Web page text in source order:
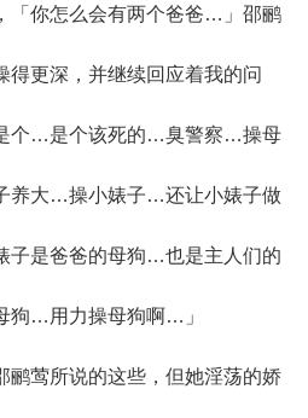
「你怎么会有两个爸爸…」邵鹂
得更深，并继续回应着我的问
个…是个该死的…臭警察…操母
养大…操小婊子…还让小婊子做
是爸爸的母狗…也是主人们的
…用力操母狗啊…」
莺所说的这些，但她淫荡的娇